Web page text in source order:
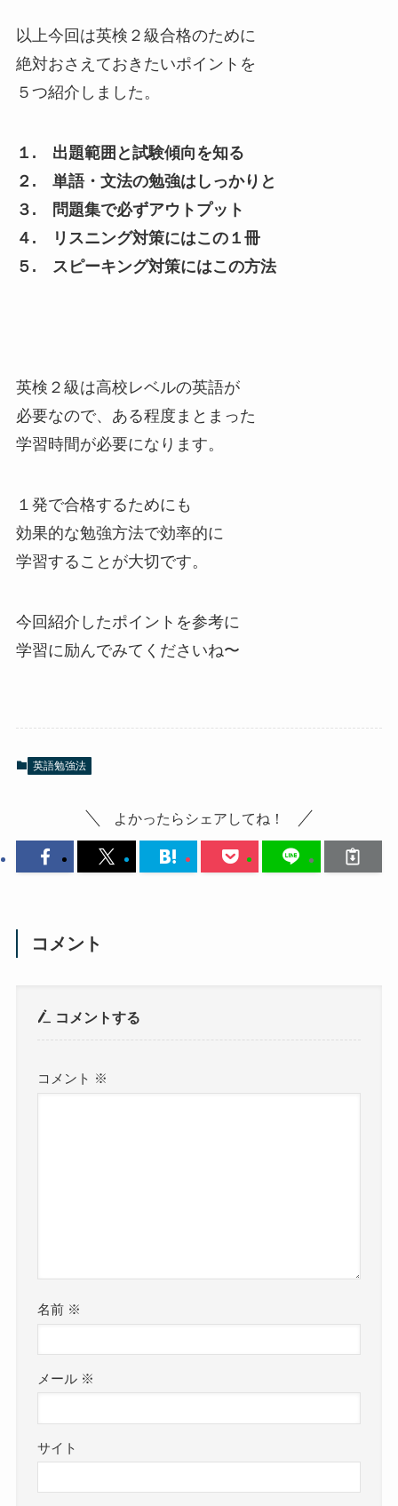
以上今回は英検２級合格のために
絶対おさえておきたいポイントを
５つ紹介しました。
１. 出題範囲と試験傾向を知る
２. 単語・文法の勉強はしっかりと
３. 問題集で必ずアウトプット
４. リスニング対策にはこの１冊
５. スピーキング対策にはこの方法
英検２級は高校レベルの英語が
必要なので、ある程度まとまった
学習時間が必要になります。
１発で合格するためにも
効果的な勉強方法で効率的に
学習することが大切です。
今回紹介したポイントを参考に
学習に励んでみてくださいね〜
英語勉強法
よかったらシェアしてね！
コメント
コメントする
コメント ※
名前 ※
メール ※
サイト